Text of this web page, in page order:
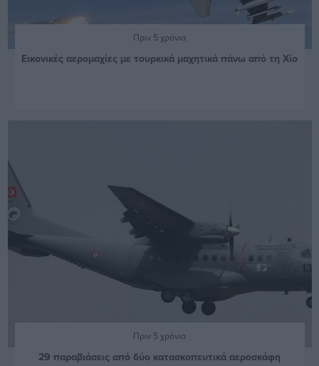
Πριν 5 χρόνια
Εικονικές αερομαχίες με τουρκικά μαχητικά πάνω από τη Χίο
Πριν 5 χρόνια
29 παραβιάσεις από δύο κατασκοπευτικά αεροσκάφη